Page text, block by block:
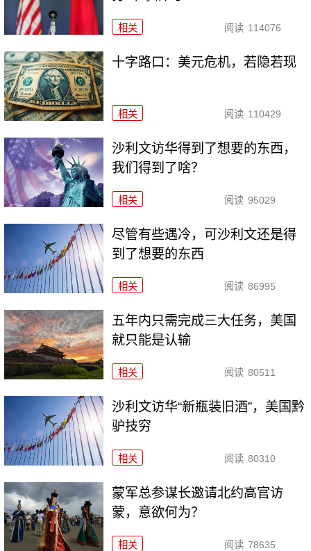
相关 阅读 114076
十字路口：美元危机，若隐若现
相关 阅读 110429
沙利文访华得到了想要的东西，
我们得到了啥？
相关 阅读 95029
尽管有些遇冷，可沙利文还是得
到了想要的东西
相关 阅读 86995
五年内只需完成三大任务，美国
就只能是认输
相关 阅读 80511
沙利文访华“新瓶装旧酒”，美国黔
驴技穷
相关 阅读 80310
​蒙军总参谋长邀请北约高官访
蒙，意欲何为？
相关 阅读 78635